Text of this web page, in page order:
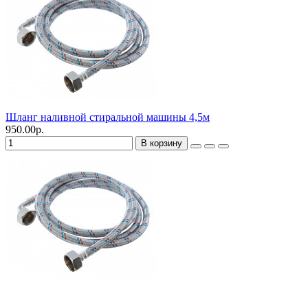
Шланг наливной стиральной машины 4,5м
950.00р.
В корзину